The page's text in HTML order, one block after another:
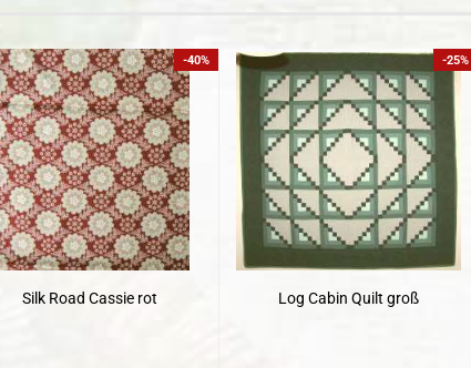
-40%
Silk Road Cassie rot
-25%
Log Cabin Quilt groß